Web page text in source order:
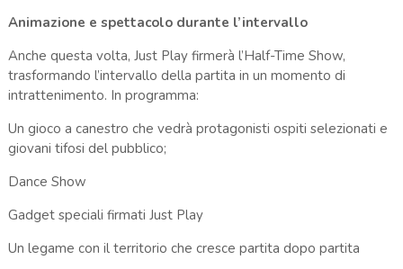
Animazione e spettacolo durante l’intervallo
Anche questa volta, Just Play firmerà l’Half-Time Show,
trasformando l’intervallo della partita in un momento di
intrattenimento. In programma:
Un gioco a canestro che vedrà protagonisti ospiti selezionati e
giovani tifosi del pubblico;
Dance Show
Gadget speciali firmati Just Play
Un legame con il territorio che cresce partita dopo partita